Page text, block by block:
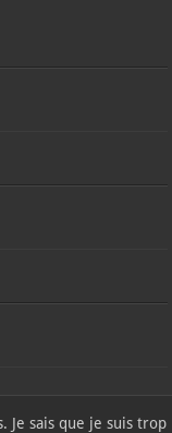
Je sais que je suis trop